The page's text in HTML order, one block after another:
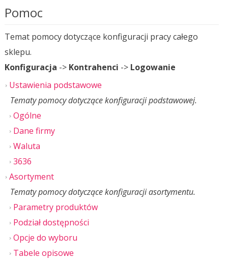
Pomoc
Temat pomocy dotyczące konfiguracji pracy całego
sklepu.
Konfiguracja -> Kontrahenci -> Logowanie
Ustawienia podstawowe
Tematy pomocy dotyczące konfiguracji podstawowej.
Ogólne
Dane firmy
Waluta
3636
Asortyment
Tematy pomocy dotyczące konfiguracji asortymentu.
Parametry produktów
Podział dostępności
Opcje do wyboru
Tabele opisowe